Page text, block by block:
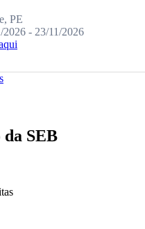
PE
2026 - 23/11/2026
SEB